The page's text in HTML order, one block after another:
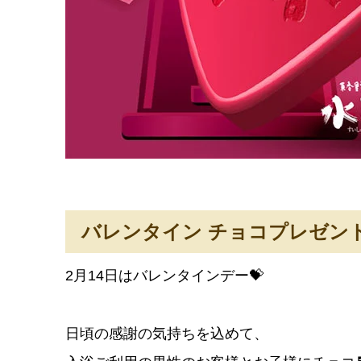
バレンタイン チョコプレゼン
2月14日はバレンタインデー💝
日頃の感謝の気持ちを込めて、